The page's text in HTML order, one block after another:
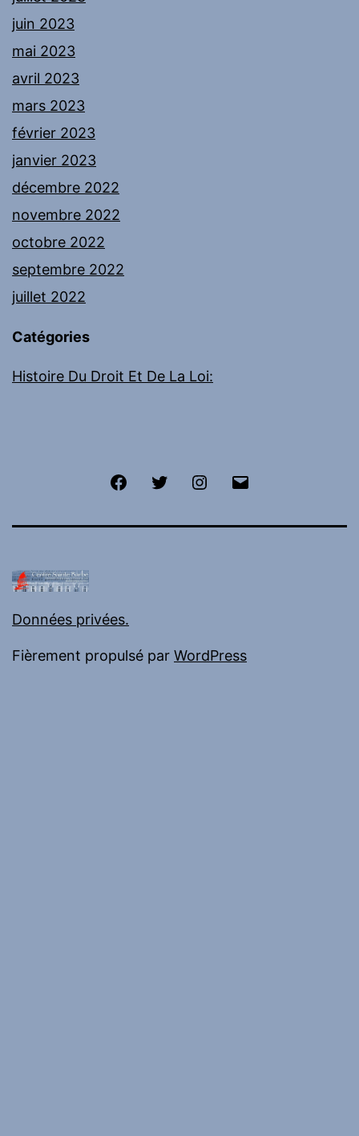
juin 2023
mai 2023
avril 2023
mars 2023
février 2023
janvier 2023
décembre 2022
novembre 2022
octobre 2022
septembre 2022
juillet 2022
Catégories
Histoire Du Droit Et De La Loi:
FacebookTwitter Instagram
Données privées.
Fièrement propulsé par WordPress